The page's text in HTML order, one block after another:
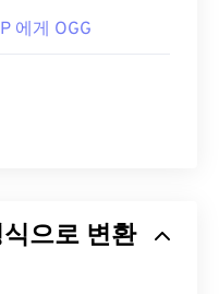
에게 OGG
으로 변환